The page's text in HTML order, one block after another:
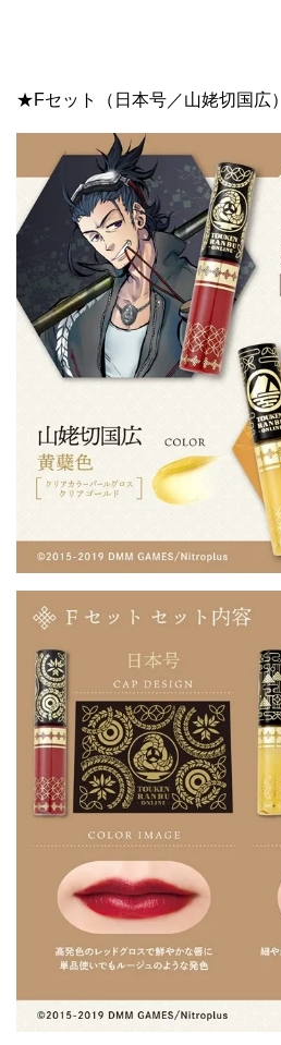
★Fセット（日本号／山姥切国広）